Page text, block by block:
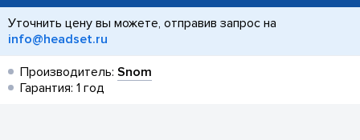
Уточнить цену вы можете, отправив запрос на
info@headset.ru
Производитель: Snom
Гарантия: 1 год